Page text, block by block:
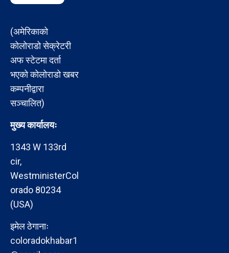
(अमेरिकाको
कोलोराडो सेक्रेटरी
अफ स्टेटमा दर्ता
भएको कोलोराडो खबर
कम्पनीद्वारा
सञ्चालित)
मुख्य कार्यालयः
1343 W 133rd
cir,
WestministerCol
orado 80234
(USA)
इमेल ठेगानाः
coloradokhabar1